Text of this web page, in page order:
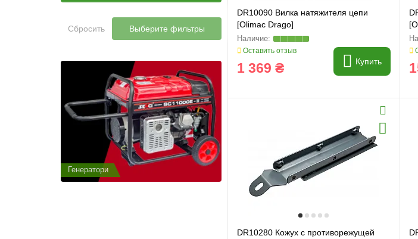
Сбросить Выберите фильтры
Генератори Генератори
DR10090 Вилка натяжителя цепи
[Olimac Drago]
Оставить отзыв
1 369 ₴ Купить
DR10280 Кожух с противорежущей